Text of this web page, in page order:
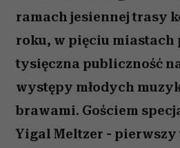
ramach jesiennej trasy
roku, w pięciu miastach
tysięczna publiczność
występy młodych
brawami. Gościem
Yigal Meltzer - pierwszy